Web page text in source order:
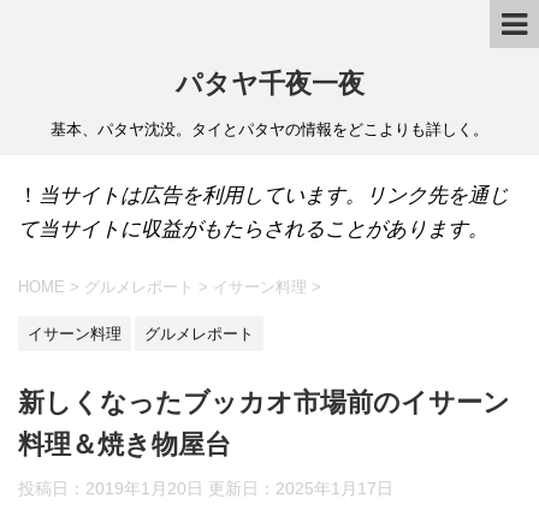
パタヤ千夜一夜
基本、パタヤ沈没。タイとパタヤの情報をどこよりも詳しく。
！ 当サイトは広告を利用しています。リンク先を通じ
て当サイトに収益がもたらされることがあります。
HOME > グルメレポート > イサーン料理 >
イサーン料理 グルメレポート
新しくなったブッカオ市場前のイサーン
料理＆焼き物屋台
投稿日：2019年1月20日 更新日： 2025年1月17日